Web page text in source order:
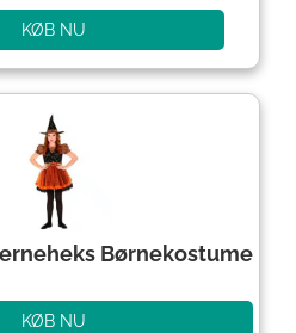
KØB NU
Børnekostume
KØB NU